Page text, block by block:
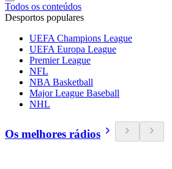
Todos os conteúdos
Desportos populares
UEFA Champions League
UEFA Europa League
Premier League
NFL
NBA Basketball
Major League Baseball
NHL
Os melhores rádios